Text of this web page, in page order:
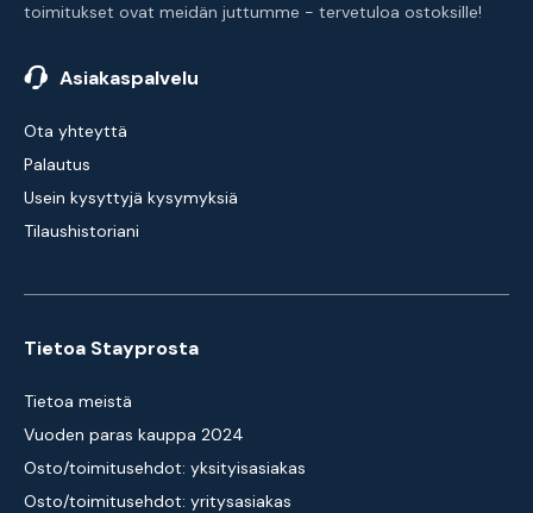
toimitukset ovat meidän juttumme - tervetuloa ostoksille!
Asiakaspalvelu
Ota yhteyttä
Palautus
Usein kysyttyjä kysymyksiä
Tilaushistoriani
Tietoa Stayprosta
Tietoa meistä
Vuoden paras kauppa 2024
Osto/toimitusehdot: yksityisasiakas
Osto/toimitusehdot: yritysasiakas